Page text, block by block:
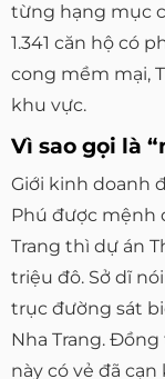
từng hạng mục
1.341 căn hộ có
cong mềm mại,
khu vực.
Vì sao gọi là
Giới kinh doanh
Phú được mệnh
Trang thì dự án
triệu đô. Sở dĩ
trục đường sát
Nha Trang.
này có vẻ đã